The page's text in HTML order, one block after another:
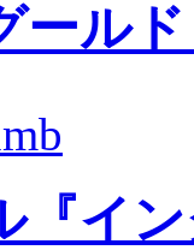
ール
『イ